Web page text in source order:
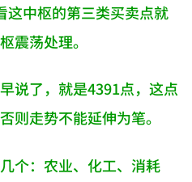
这中枢的第三类买卖点就
震荡处理。
说了，就是4391点，这点
则走势不能延伸为笔。
个：农业、化工、消耗